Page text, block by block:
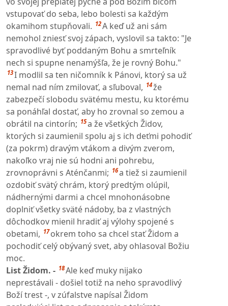
vstupovať do seba, lebo bolesti sa každým
okamihom stupňovali. 12A keď už ani sám
nemohol zniesť svoj zápach, vyslovil sa takto: "Je
spravodlivé byť poddaným Bohu a smrteľník
nech si spupne nenamýšľa, že je rovný Bohu."
13I modlil sa ten ničomník k Pánovi, ktorý sa už
nemal nad ním zmilovať, a sľuboval, 14že
zabezpečí slobodu svätému mestu, ku ktorému
sa ponáhľal dostať, aby ho zrovnal so zemou a
obrátil na cintorín; 15a že všetkých Židov,
ktorých si zaumienil spolu aj s ich deťmi pohodiť
(za pokrm) dravým vtákom a divým zverom,
nakoľko vraj nie sú hodni ani pohrebu,
zrovnoprávni s Aténčanmi; 16a tiež si zaumienil
ozdobiť svätý chrám, ktorý predtým olúpil,
nádhernými darmi a chcel mnohonásobne
doplniť všetky sväté nádoby, ba z vlastných
dôchodkov mienil hradiť aj výlohy spojené s
obetami, 17 okrem toho sa chcel stať Židom a
pochodiť celý obývaný svet, aby ohlasoval Božiu
moc.
List Židom. - 18Ale keď muky nijako
neprestávali - došiel totiž na neho spravodlivý
Boží trest -, v zúfalstve napísal Židom